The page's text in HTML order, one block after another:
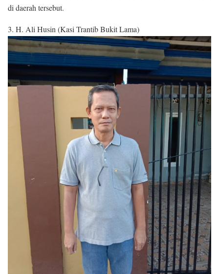
di daerah tersebut.
3. H. Ali Husin (Kasi Trantib Bukit Lama)